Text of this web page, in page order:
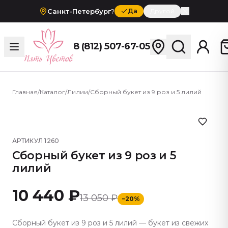
Санкт-Петербург? Да
8 (812) 507-67-05
Главная/Каталог/Лилии/Сборный букет из 9 роз и 5 лилий
АРТИКУЛ1260
Сборный букет из 9 роз и 5
лилий
10 440 ₽13 050 ₽ −20%
Сборный букет из 9 роз и 5 лилий — букет из свежих